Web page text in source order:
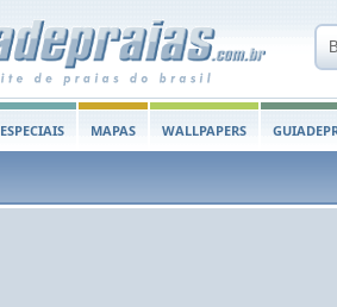
ESPECIAIS MAPAS WALLPAPERS